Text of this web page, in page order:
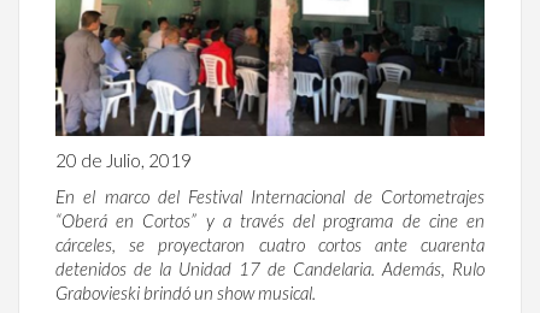
20 de Julio, 2019
En el marco del Festival Internacional de Cortometrajes
“Oberá en Cortos” y a través del programa de cine en
cárceles, se proyectaron cuatro cortos ante cuarenta
detenidos de la Unidad 17 de Candelaria. Además, Rulo
Grabovieski brindó un show musical.